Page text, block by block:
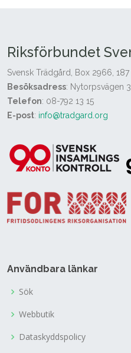
Riksförbundet
Svensk Trädgård, Box 2966,
Besöksadress: Nytorpsvägen
Telefon: 08-792 13 15
E-post: info@tradgard.org
Användbara länkar
Sök
Webbutik
Dataskyddspolicy